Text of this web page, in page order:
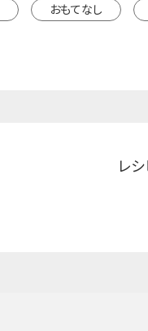
おもてなし
レ